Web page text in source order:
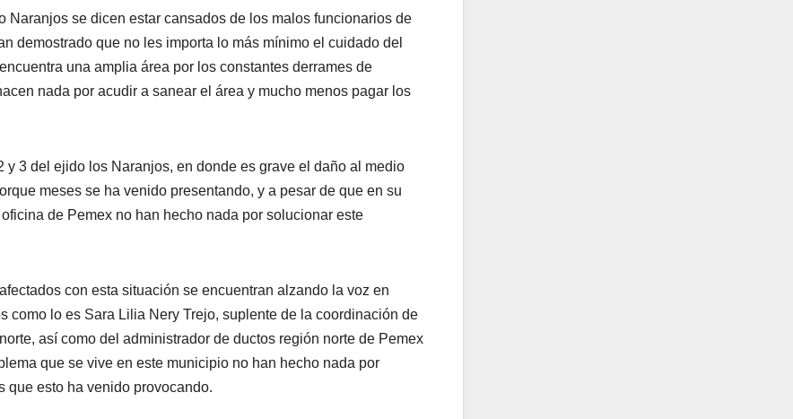
Naranjos se dicen estar cansados de los malos funcionarios de
demostrado que no les importa lo más mínimo el cuidado del
una amplia área por los constantes derrames de
nada por acudir a sanear el área y mucho menos pagar los
3 del ejido los Naranjos, en donde es grave el daño al medio
meses se ha venido presentando, y a pesar de que en su
de Pemex no han hecho nada por solucionar este
con esta situación se encuentran alzando la voz en
como lo es Sara Lilia Nery Trejo, suplente de la coordinación de
así como del administrador de ductos región norte de Pemex
que se vive en este municipio no han hecho nada por
que esto ha venido provocando.